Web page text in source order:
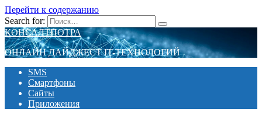
Перейти к содержанию
Search for:
КОНСАЛТПОТРА
ОНЛАЙН ДАЙДЖЕСТ IT-ТЕХНОЛОГИЙ
SMS
Смартфоны
Сайты
Приложения